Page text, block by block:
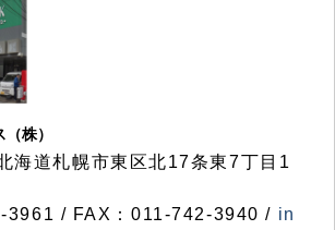
株）
道札幌市東区北17条東7丁目1
3961 / FAX：011-742-3940 / in